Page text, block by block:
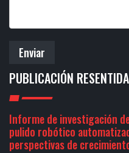
Enviar
PUBLICACIÓN RESENTIDA
Informe de investigación
pulido robótico
perspectivas de